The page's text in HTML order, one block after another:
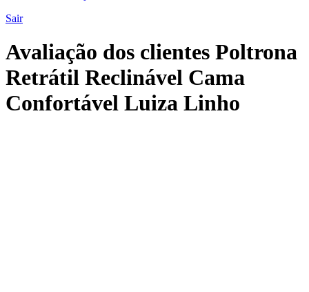
Sair
Avaliação dos clientes Poltrona
Retrátil Reclinável Cama
Confortável Luiza Linho